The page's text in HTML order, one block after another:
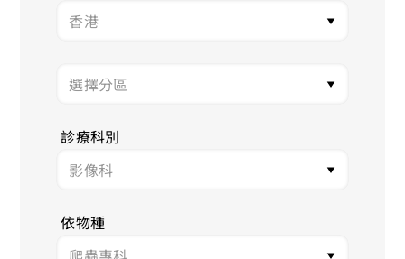
診療科別
依物種